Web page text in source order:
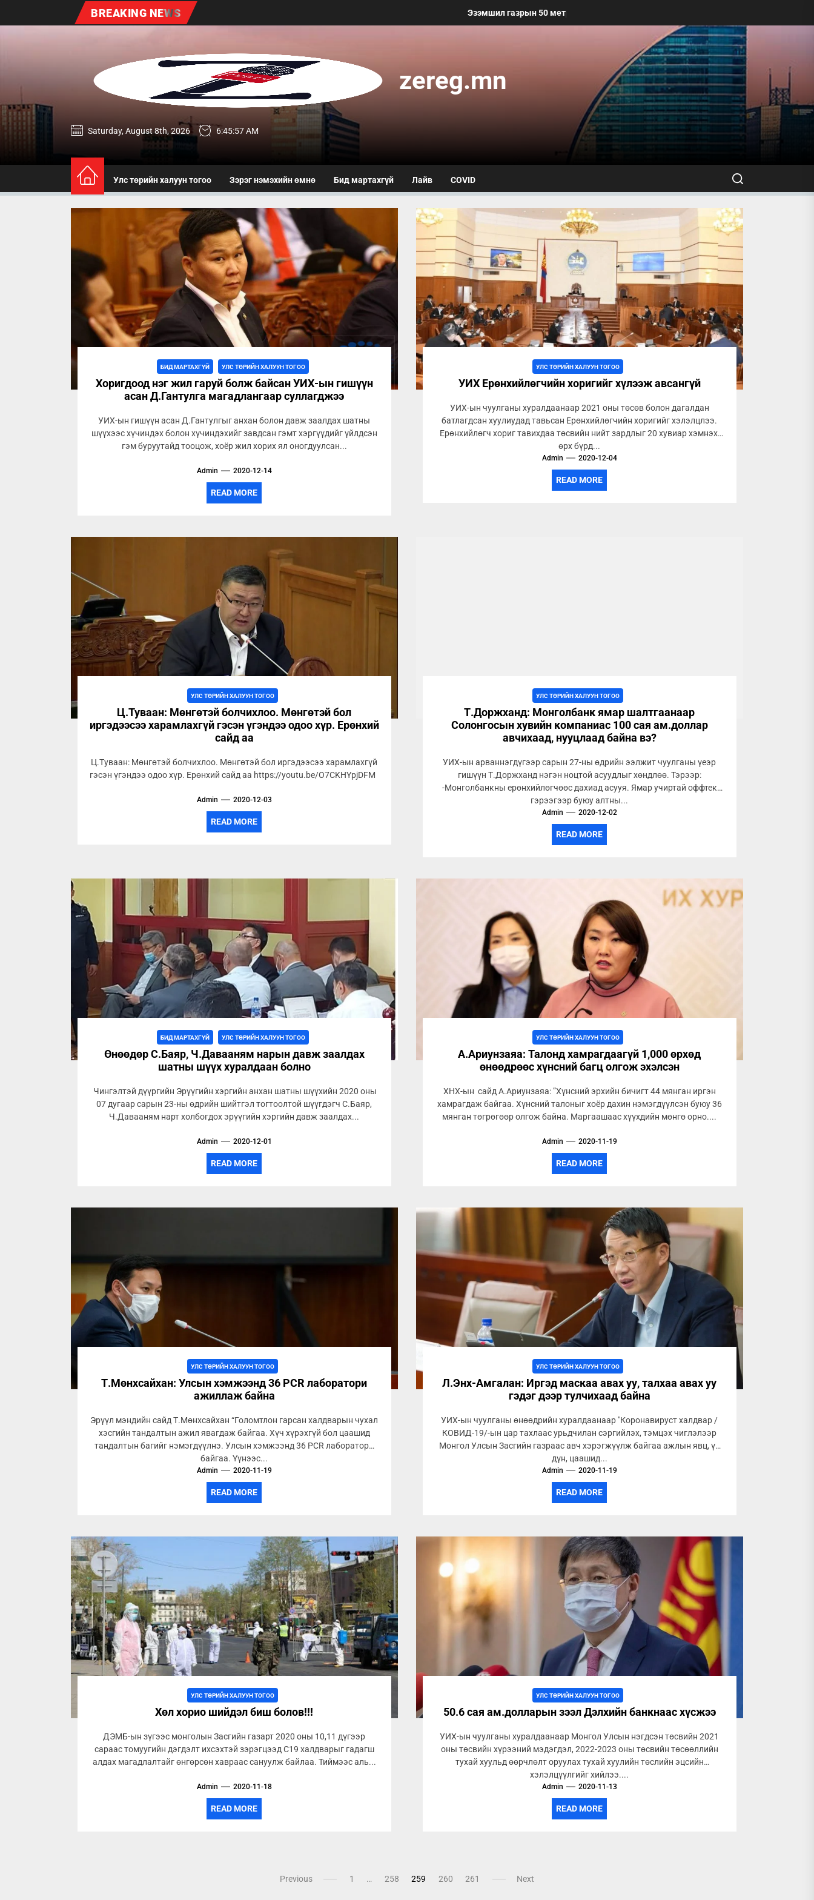
BREAKING NEWS Эзэмшил газрын 50 метр хүртэлх талбайг угааж, өнгө үзэмжийг сайжруулахыг уриалжээ
zereg.mn zereg.mn
Saturday, August 8th, 2026 6:45:59 AM
Улс төрийн халуун тогоо Зэрэг нэмэхийн өмнө Бид мартахгүй Лайв COVID
БИД МАРТАХГҮЙ УЛС ТӨРИЙН ХАЛУУН ТОГОО
Хоригдоод нэг жил гаруй болж байсан УИХ-ын гишүүн
асан Д.Гантулга магадлангаар суллагджээ
УИХ-ын гишүүн асан Д.Гантулгыг анхан болон давж заалдах шатны
шүүхээс хүчиндэх болон хүчиндэхийг завдсан гэмт хэргүүдийг үйлдсэн
гэм буруутайд тооцож, хоёр жил хорих ял оногдуулсан...
Admin 2020-12-14
READ MORE
УЛС ТӨРИЙН ХАЛУУН ТОГОО
УИХ Ерөнхийлөгчийн хоригийг хүлээж авсангүй
УИХ-ын чуулганы хуралдаанаар 2021 оны төсөв болон дагалдан
батлагдсан хуулиудад тавьсан Ерөнхийлөгчийн хоригийг хэлэлцлээ.
Ерөнхийлөгч хориг тавихдаа төсвийн нийт зардлыг 20 хувиар хэмнэх,
өрх бүрд...
Admin 2020-12-04
READ MORE
УЛС ТӨРИЙН ХАЛУУН ТОГОО
Ц.Туваан: Мөнгөтэй болчихлоо. Мөнгөтэй бол
иргэдээсээ харамлахгүй гэсэн үгэндээ одоо хүр. Ерөнхий
сайд аа
Ц.Туваан: Мөнгөтэй болчихлоо. Мөнгөтэй бол иргэдээсээ харамлахгүй
гэсэн үгэндээ одоо хүр. Ерөнхий сайд аа https://youtu.be/O7CKHYpjDFM
Admin 2020-12-03
READ MORE
УЛС ТӨРИЙН ХАЛУУН ТОГОО
Т.Доржханд: Монголбанк ямар шалтгаанаар
Солонгосын хувийн компаниас 100 сая ам.доллар
авчихаад, нууцлаад байна вэ?
УИХ-ын арваннэгдүгээр сарын 27-ны өдрийн ээлжит чуулганы үеэр
гишүүн Т.Доржханд нэгэн ноцтой асуудлыг хөндлөө. Тэрээр:
-Монголбанкны ерөнхийлөгчөөс дахиад асууя. Ямар учиртай оффтек
гэрээгээр буюу алтны...
Admin 2020-12-02
READ MORE
БИД МАРТАХГҮЙ УЛС ТӨРИЙН ХАЛУУН ТОГОО
Өнөөдөр С.Баяр, Ч.Давааням нарын давж заалдах
шатны шүүх хуралдаан болно
Чингэлтэй дүүргийн Эрүүгийн хэргийн анхан шатны шүүхийн 2020 оны
07 дугаар сарын 23-ны өдрийн шийтгэл тогтоолтой шүүгдэгч С.Баяр,
Ч.Давааням нарт холбогдох эрүүгийн хэргийн давж заалдах...
Admin 2020-12-01
READ MORE
УЛС ТӨРИЙН ХАЛУУН ТОГОО
А.Ариунзаяа: Талонд хамрагдаагүй 1,000 өрхөд
өнөөдрөөс хүнсний багц олгож эхэлсэн
ХНХ-ын сайд А.Ариунзаяа: ”Хүнсний эрхийн бичигт 44 мянган иргэн
хамрагдаж байгаа. Хүнсний талоныг хоёр дахин нэмэгдүүлсэн буюу 36
мянган төгрөгөөр олгож байна. Маргаашаас хүүхдийн мөнгө орно....
Admin 2020-11-19
READ MORE
УЛС ТӨРИЙН ХАЛУУН ТОГОО
Т.Мөнхсайхан: Улсын хэмжээнд 36 PCR лаборатори
ажиллаж байна
Эрүүл мэндийн сайд Т.Мөнхсайхан “Голомтлон гарсан халдварын чухал
хэсгийн тандалтын ажил явагдаж байгаа. Хүч хүрэхгүй бол цаашид
тандалтын багийг нэмэгдүүлнэ. Улсын хэмжээнд 36 PCR лаборатори
байгаа. Үүнээс...
Admin 2020-11-19
READ MORE
УЛС ТӨРИЙН ХАЛУУН ТОГОО
Л.Энх-Амгалан: Иргэд маскаа авах уу, талхаа авах уу
гэдэг дээр тулчихаад байна
УИХ-ын чуулганы өнөөдрийн хуралдаанаар "Коронавируст халдвар /
КОВИД-19/-ын цар тахлаас урьдчилан сэргийлэх, тэмцэх чиглэлээр
Монгол Улсын Засгийн газраас авч хэрэгжүүлж байгаа ажлын явц, үр
дүн, цаашид...
Admin 2020-11-19
READ MORE
УЛС ТӨРИЙН ХАЛУУН ТОГОО
Хөл хорио шийдэл биш болов!!!
ДЭМБ-ын зүгээс монголын Засгийн газарт 2020 оны 10,11 дүгээр
сараас томуугийн дэгдэлт ихсэхтэй зэрэгцээд C19 халдварыг гадагш
алдах магадлалтайг өнгөрсөн хавраас сануулж байлаа. Тиймээс аль...
Admin 2020-11-18
READ MORE
УЛС ТӨРИЙН ХАЛУУН ТОГОО
50.6 сая ам.долларын зээл Дэлхийн банкнаас хүсжээ
УИХ-ын чуулганы хуралдаанаар Монгол Улсын нэгдсэн төсвийн 2021
оны төсвийн хүрээний мэдэгдэл, 2022-2023 оны төсвийн төсөөллийн
тухай хуульд өөрчлөлт оруулах тухай хуулийн төслийн эцсийн
хэлэлцүүлгийг хийлээ....
Admin 2020-11-13
READ MORE
Previous 1 … 258 259 260 261 Next